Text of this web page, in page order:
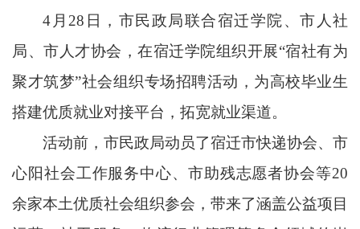
4月28日，市民政局联合宿迁学院、市人社
局、市人才协会，在宿迁学院组织开展“宿社有为
聚才筑梦”社会组织专场招聘活动，为高校毕业生
搭建优质就业对接平台，拓宽就业渠道。
活动前，市民政局动员了宿迁市快递协会、市
心阳社会工作服务中心、市助残志愿者协会等20
余家本土优质社会组织参会，带来了涵盖公益项目